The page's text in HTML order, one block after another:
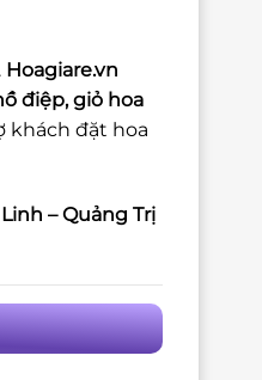
Hoagiare.vn
điệp, giỏ hoa
khách đặt hoa
– Quảng Trị